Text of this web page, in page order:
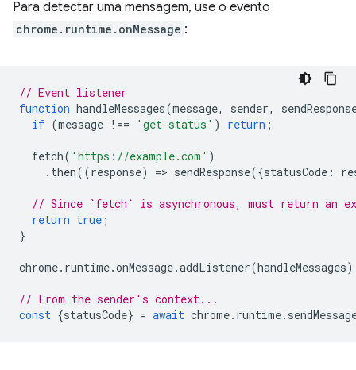
Para detectar uma mensagem, use o evento
chrome.runtime.onMessage :
// Event listener
function handleMessages(message, sender,
if (message !== 'get-status' ) return ;
fetch( 'https://example.com' )
. then((response) => sendResponse({statusCode :
// Since `fetch` is asynchronous, must return an
return true ;
}
chrome. runtime.onMessage.addListener(handleMessages
// From the sender's context...
const {statusCode} = await chrome. runtime.